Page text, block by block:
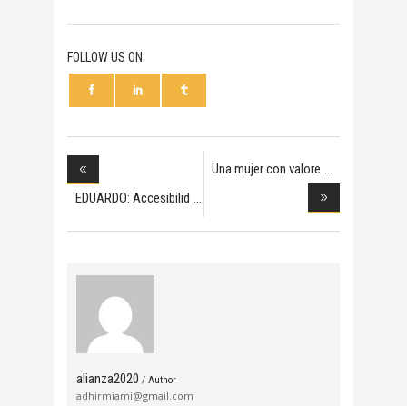
FOLLOW US ON:
EDUARDO: Accesibilid
Una mujer con valore
alianza2020 / Author
adhirmiami@gmail.com